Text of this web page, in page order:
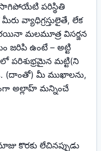
పరిస్థితి
వ్యాధిగ్రస్తులైతే, లేక
మలమూత్ర విసర్జన
జరిపి ఉంటే – అట్టి
పరిశుభ్రమైన మట్టి(ని
(దాంతో) మీ ముఖాలను,
అల్లాహ్ మన్నించే
కొరకు లేచినప్పుడు